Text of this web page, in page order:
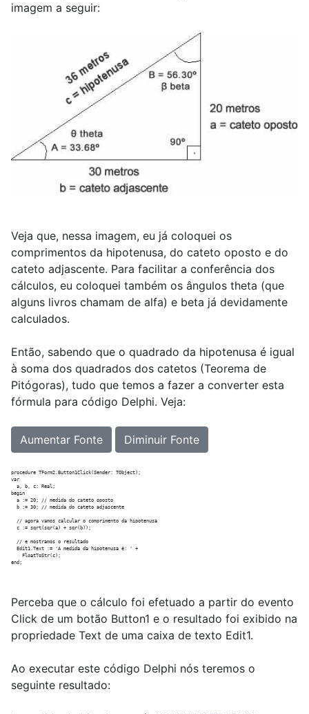
imagem a seguir:
Veja que, nessa imagem, eu já coloquei os
comprimentos da hipotenusa, do cateto oposto e do
cateto adjascente. Para facilitar a conferência dos
cálculos, eu coloquei também os ângulos theta (que
alguns livros chamam de alfa) e beta já devidamente
calculados.
Então, sabendo que o quadrado da hipotenusa é igual
à soma dos quadrados dos catetos (Teorema de
Pitógoras), tudo que temos a fazer a converter esta
fórmula para código Delphi. Veja:
Aumentar Fonte Diminuir Fonte
procedure TForm2.Button1Click(Sender: TObject);
var
  a, b, c: Real;
begin
  a := 20; // medida do cateto oposto
  b := 30; // medida do cateto adjascente
  // agora vamos calcular o comprimento da hipotenusa
  c := sqrt(sqr(a) + sqr(b));
  // e mostramos o resultado
  Edit1.Text := 'A medida da hipotenusa é: ' +
    FloatToStr(c);
Perceba que o cálculo foi efetuado a partir do evento
Click de um botão Button1 e o resultado foi exibido na
propriedade Text de uma caixa de texto Edit1.
Ao executar este código Delphi nós teremos o
seguinte resultado: